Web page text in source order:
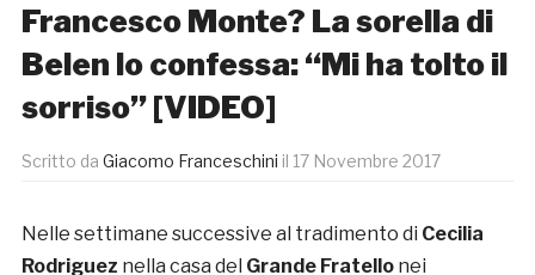
Francesco Monte? La sorella di
Belen lo confessa: “Mi ha tolto il
sorriso” [VIDEO]
Scritto da Giacomo Franceschini il 17 Novembre 2017
Nelle settimane successive al tradimento di Cecilia
Rodriguez nella casa del Grande Fratellonei